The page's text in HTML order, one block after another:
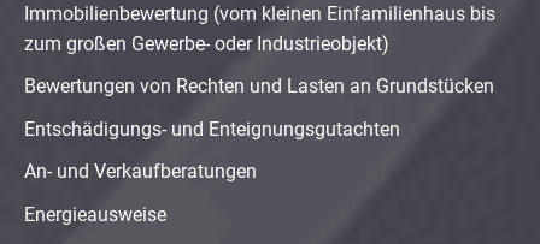
Immobilienbewertung (vom kleinen Einfamilienhaus bis
zum großen Gewerbe- oder Industrieobjekt)
Bewertungen von Rechten und Lasten an Grundstücken
Entschädigungs- und Enteignungsgutachten
An- und Verkaufberatungen
Energieausweise